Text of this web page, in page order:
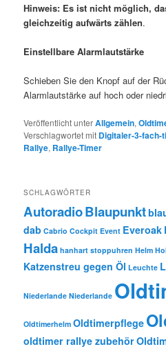
Hinweis: Es ist nicht möglich,
gleichzeitig aufwärts zählen.
Einstellbare Alarmlautstärke
Schieben Sie den Knopf auf der
Alarmlautstärke auf hoch oder
Veröffentlicht unterAllgemein,
Verschlagwortet mit Digitaler-3-fach-
Rallye, Rallye-Timer
SCHLAGWÖRTER
AutoradioBlaupunkt
dab Cabrio Cockpit Event Everoak
Halda hanhart stoppuhren Helm
Katzenstreu gegen Öl Leuchte
Niederlande Niederlande
Oldtimerhelm Oldtimerpflege
oldtimer rallye zubehör